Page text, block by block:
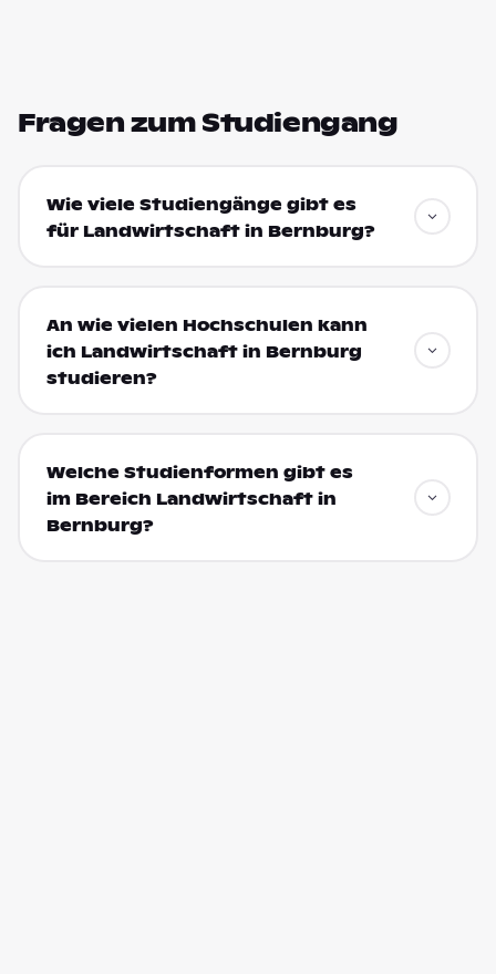
Fragen zum Studiengang
Wie viele Studiengänge gibt es
für Landwirtschaft in Bernburg?
An wie vielen Hochschulen kann
ich Landwirtschaft in Bernburg
studieren?
Welche Studienformen gibt es
im Bereich Landwirtschaft in
Bernburg?